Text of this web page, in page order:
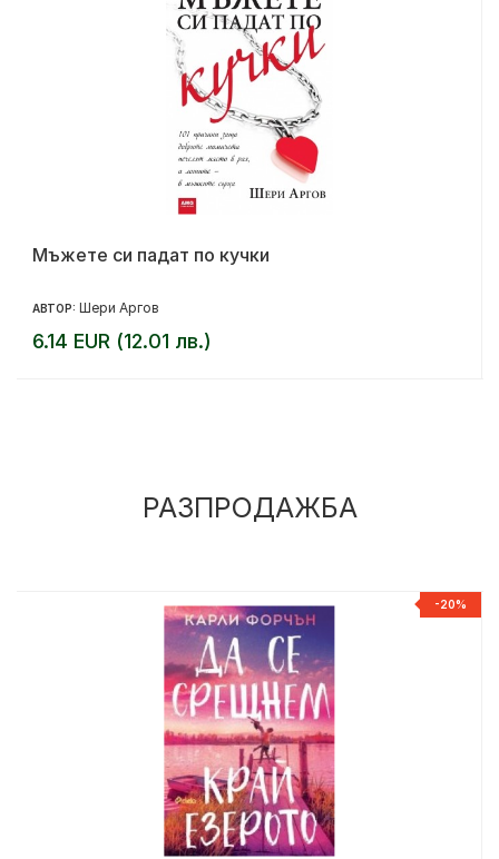
Мъжете си падат по кучки
АВТОР: Шери Аргов
6.14 EUR (12.01 лв.)
РАЗПРОДАЖБА
-20%